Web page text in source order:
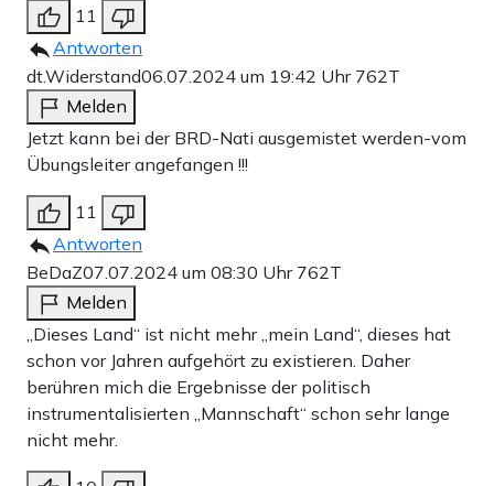
11
Antworten
dt.Widerstand06.07.2024 um 19:42 Uhr 762T
Melden
Jetzt kann bei der BRD-Nati ausgemistet werden-vom
Übungsleiter angefangen !!!
11
Antworten
BeDaZ07.07.2024 um 08:30 Uhr 762T
Melden
„Dieses Land“ ist nicht mehr „mein Land“, dieses hat
schon vor Jahren aufgehört zu existieren. Daher
berühren mich die Ergebnisse der politisch
instrumentalisierten „Mannschaft“ schon sehr lange
nicht mehr.